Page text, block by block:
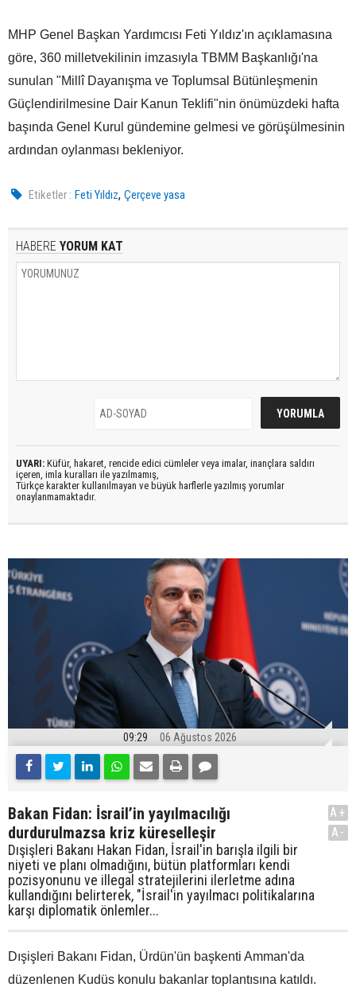
MHP Genel Başkan Yardımcısı Feti Yıldız'ın açıklamasına
göre, 360 milletvekilinin imzasıyla TBMM Başkanlığı'na
sunulan "Millî Dayanışma ve Toplumsal Bütünleşmenin
Güçlendirilmesine Dair Kanun Teklifi"nin önümüzdeki hafta
başında Genel Kurul gündemine gelmesi ve görüşülmesinin
ardından oylanması bekleniyor.
Etiketler : Feti Yıldız,Çerçeve yasa
HABERE YORUM KAT
UYARI: Küfür, hakaret, rencide edici cümleler veya imalar, inançlara saldırı
içeren, imla kuralları ile yazılmamış,
Türkçe karakter kullanılmayan ve büyük harflerle yazılmış yorumlar
onaylanmamaktadır.
09:29 06 Ağustos 2026
Bakan Fidan: İsrail’in yayılmacılığı
durdurulmazsa kriz küreselleşir
Dışişleri Bakanı Hakan Fidan, İsrail'in barışla ilgili bir
niyeti ve planı olmadığını, bütün platformları kendi
pozisyonunu ve illegal stratejilerini ilerletme adına
kullandığını belirterek, "İsrail'in yayılmacı politikalarına
karşı diplomatik önlemler...
A+
A-
Dışişleri Bakanı Fidan, Ürdün'ün başkenti Amman'da
düzenlenen Kudüs konulu bakanlar toplantısına katıldı.